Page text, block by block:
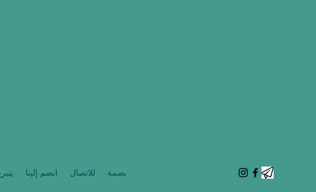
انضم إلينا للاتصال بصمة